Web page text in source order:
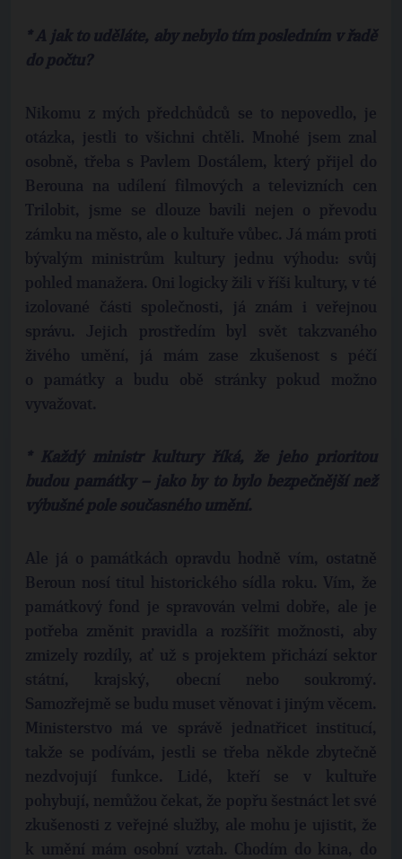
* A jak to uděláte, aby nebylo tím posledním v řadě
do počtu?
Nikomu z mých předchůdců se to nepovedlo, je
otázka, jestli to všichni chtěli. Mnohé jsem znal
osobně, třeba s Pavlem Dostálem, který přijel do
Berouna na udílení filmových a televizních cen
Trilobit, jsme se dlouze bavili nejen o převodu
zámku na město, ale o kultuře vůbec. Já mám proti
bývalým ministrům kultury jednu výhodu: svůj
pohled manažera. Oni logicky žili v říši kultury, v té
izolované části společnosti, já znám i veřejnou
správu. Jejich prostředím byl svět takzvaného
živého umění, já mám zase zkušenost s péčí
o památky a budu obě stránky pokud možno
vyvažovat.
* Každý ministr kultury říká, že jeho prioritou
budou památky – jako by to bylo bezpečnější než
výbušné pole současného umění.
Ale já o památkách opravdu hodně vím, ostatně
Beroun nosí titul historického sídla roku. Vím, že
památkový fond je spravován velmi dobře, ale je
potřeba změnit pravidla a rozšířit možnosti, aby
zmizely rozdíly, ať už s projektem přichází sektor
státní, krajský, obecní nebo soukromý.
Samozřejmě se budu muset věnovat i jiným věcem.
Ministerstvo má ve správě jednatřicet institucí,
takže se podívám, jestli se třeba někde zbytečně
nezdvojují funkce. Lidé, kteří se v kultuře
pohybují, nemůžou čekat, že popřu šestnáct let své
zkušenosti z veřejné služby, ale mohu je ujistit, že
k umění mám osobní vztah. Chodím do kina, do